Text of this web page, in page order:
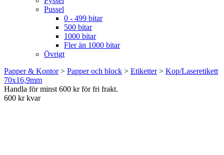
Pussel
0 - 499 bitar
500 bitar
1000 bitar
Fler än 1000 bitar
Övrigt
Papper & Kontor> Papper och block > Etiketter> Kop/Laseretikett
70x16,9mm
Handla för minst 600 kr för fri frakt.
600 kr kvar